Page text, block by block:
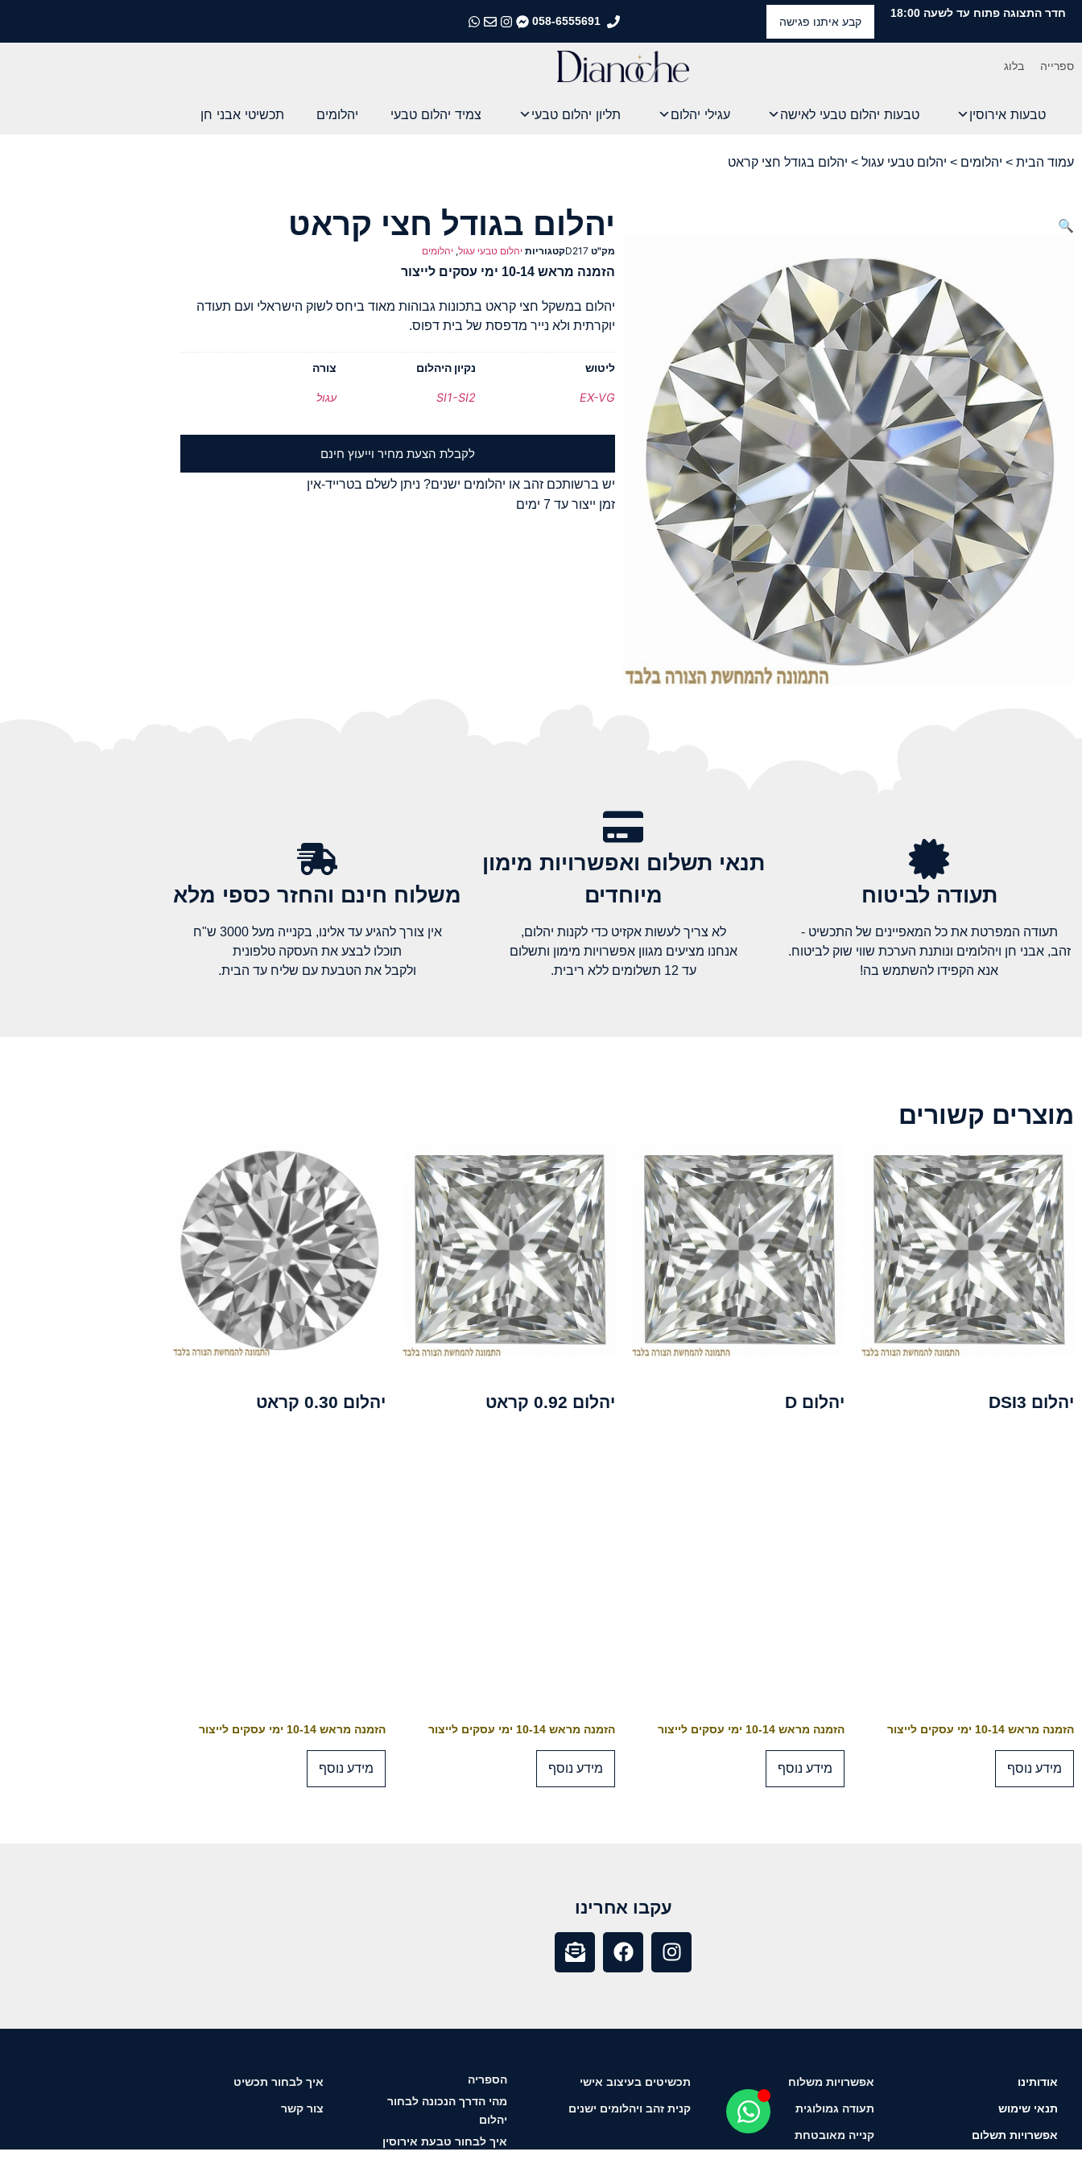
חדר התצוגה פתוח עד לשעה 18:00
קבע איתנו פגישה 058-6555691
התקשרו אלינו
התקשרו אלינו
התקשרו אלינו
התקשרו אלינו
ספרייה בלוג
טבעות אירוסין טבעות יהלום טבעי לאישה עגילי יהלום תליון יהלום טבעי צמיד יהלום טבעי יהלומים תכשיטי אבני חן
עמוד הבית > יהלומים > יהלום טבעי עגול > יהלום בגודל חצי קראט
🔍 יהלום בגודל חצי קראט
מק"ט D217קטגוריות יהלום טבעי עגול, יהלומים
הזמנה מראש 10-14 ימי עסקים לייצור
יהלום במשקל חצי קראט בתכונות גבוהות מאוד ביחס לשוק הישראלי ועם תעודה
יוקרתית ולא נייר מדפסת של בית דפוס.
ליטוש
EX-VG
נקיון היהלום
SI1-SI2
צורה
עגול
לקבלת הצעת מחיר וייעוץ חינם
יש ברשותכם זהב או יהלומים ישנים? ניתן לשלם בטרייד-אין
זמן ייצור עד 7 ימים
תעודה לביטוח
תעודה המפרטת את כל המאפיינים של התכשיט -
זהב, אבני חן ויהלומים ונותנת הערכת שווי שוק לביטוח.
אנא הקפידו להשתמש בה!
תנאי תשלום ואפשרויות מימון
מיוחדים
לא צריך לעשות אקזיט כדי לקנות יהלום,
אנחנו מציעים מגוון אפשרויות מימון ותשלום
עד 12 תשלומים ללא ריבית.
משלוח חינם והחזר כספי מלא​
אין צורך להגיע עד אלינו, בקנייה מעל 3000 ש"ח
תוכלו לבצע את העסקה טלפונית
ולקבל את הטבעת עם שליח עד הבית.
מוצרים קשורים
יהלום DSI3
הזמנה מראש 10-14 ימי עסקים לייצור
מידע נוסף
יהלום D
הזמנה מראש 10-14 ימי עסקים לייצור
מידע נוסף
יהלום 0.92 קראט
הזמנה מראש 10-14 ימי עסקים לייצור
מידע נוסף
יהלום 0.30 קראט
הזמנה מראש 10-14 ימי עסקים לייצור
מידע נוסף
עקבו אחרינו
אודותינו
תנאי שימוש
אפשרויות תשלום
אפשרויות משלוח
תעודה גמולוגית
קנייה מאובטחת
תכשיטים בעיצוב אישי
קנית זהב ויהלומים ישנים
הספריה
מהי הדרך הנכונה לבחור
יהלום
איך לבחור טבעת אירוסין
איך לבחור תכשיט
צור קשר